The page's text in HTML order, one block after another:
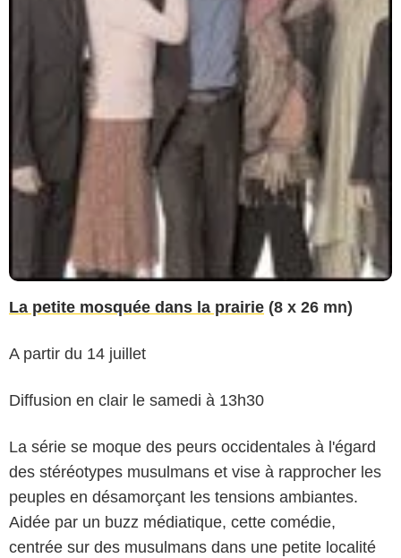
La petite mosquée dans la prairie (8 x 26 mn)
A partir du 14 juillet
Diffusion en clair le samedi à 13h30
La série se moque des peurs occidentales à l'égard
des stéréotypes musulmans et vise à rapprocher les
peuples en désamorçant les tensions ambiantes.
Aidée par un buzz médiatique, cette comédie,
centrée sur des musulmans dans une petite localité